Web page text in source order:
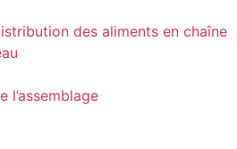
des aliments en chaîne
l’assemblage